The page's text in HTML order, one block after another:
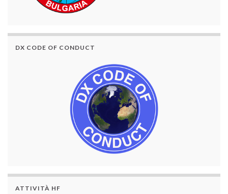
DX CODE OF CONDUCT
ATTIVITÀ HF